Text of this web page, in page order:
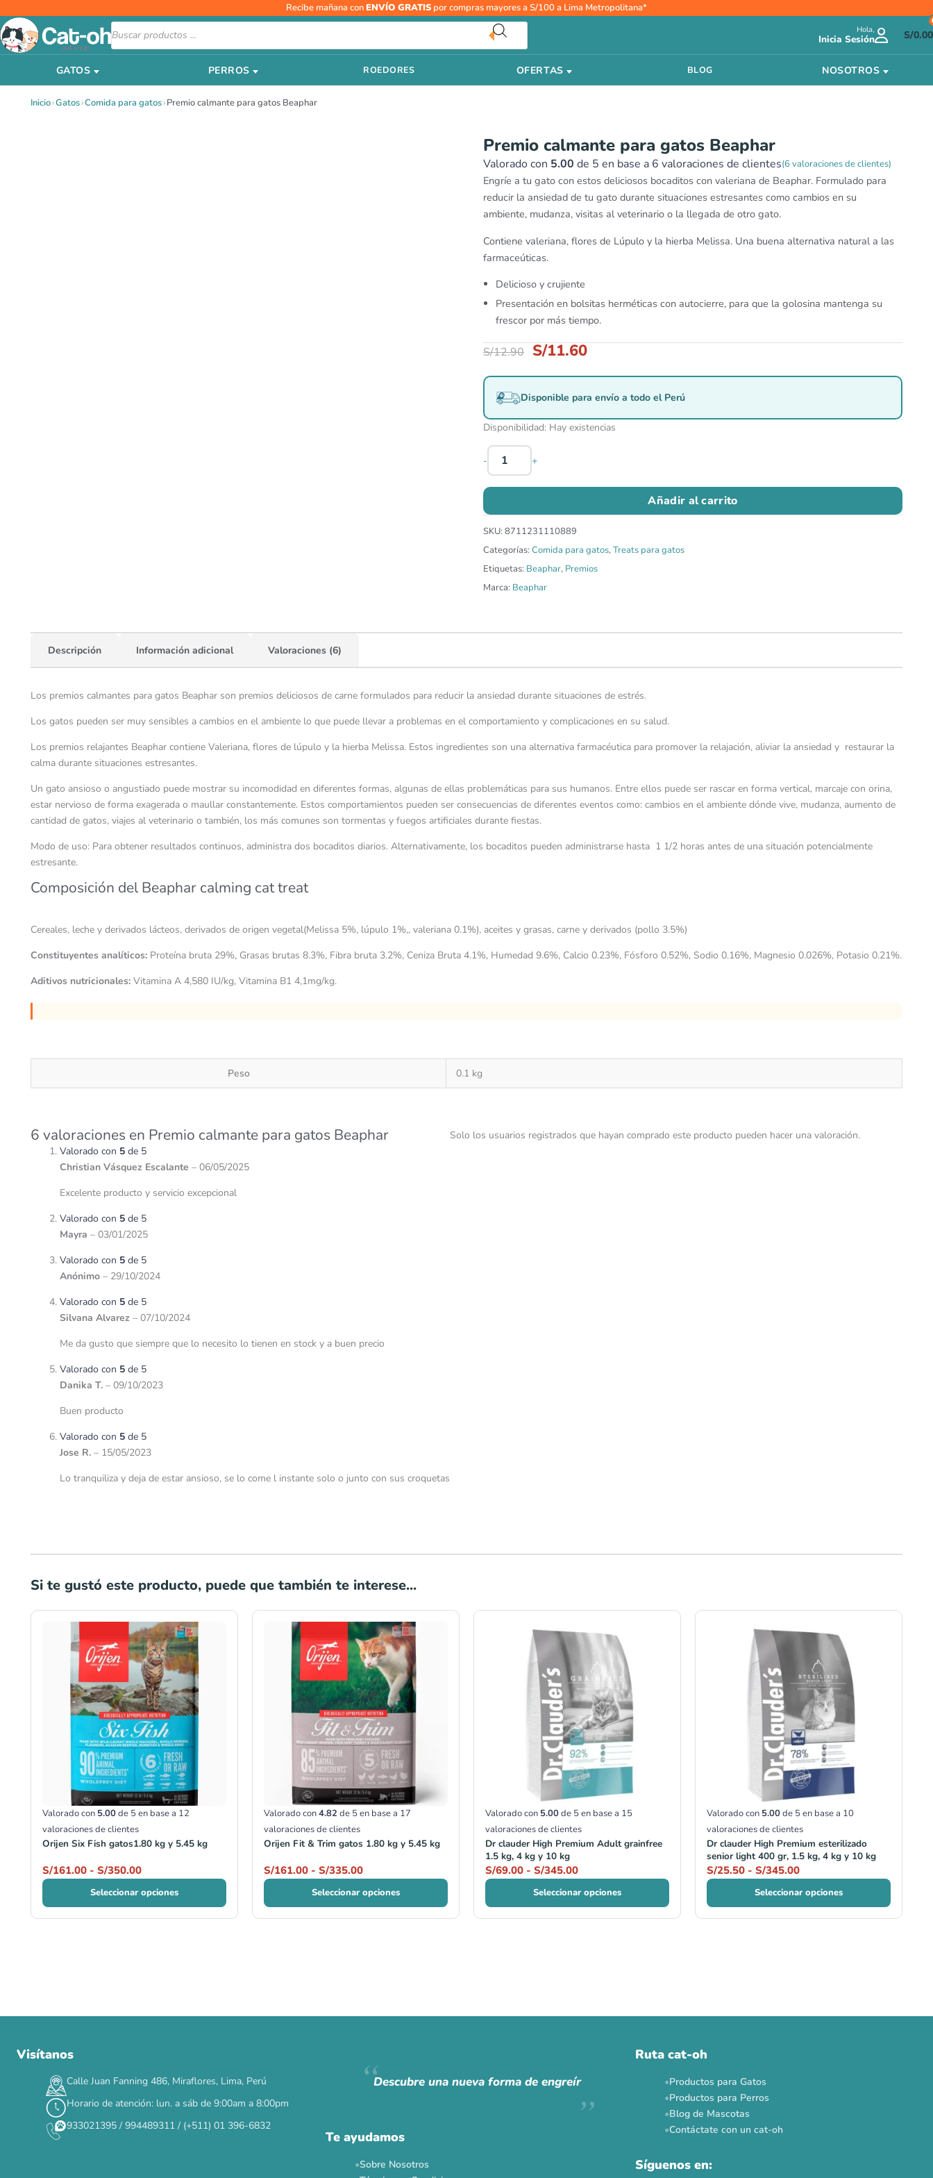
al
contenido
Recibe mañana conENVÍO GRATIS por compras mayores a S/100 a Lima Metropolitana*
Búsqueda
de
productos
Hola,
Inicia Sesión S/0.00
GATOS PERROS ROEDORES OFERTAS BLOG NOSOTROS
Inicio›Gatos›Comida para gatos›Premio calmante para gatos Beaphar
Premio calmante para gatos Beaphar
Valorado con 5.00 de 5 en base a 6 valoraciones de clientes(6 valoraciones de clientes)
Engríe a tu gato con estos deliciosos bocaditos con valeriana de Beaphar. Formulado para
reducir la ansiedad de tu gato durante situaciones estresantes como cambios en su
ambiente, mudanza, visitas al veterinario o la llegada de otro gato.
Contiene valeriana, flores de Lúpulo y la hierba Melissa. Una buena alternativa natural a las
farmaceúticas.
Delicioso y crujiente
Presentación en bolsitas herméticas con autocierre, para que la golosina mantenga su
frescor por más tiempo.
S/12.90
El
precio
era:
S/12.90.
S/11.60
El
precio
es:
Disponible para envío a todo el Perú
Disponibilidad: Hay existencias
-
Premio
calmante
para
gatos
Beaphar
cantidad
+
Añadir al carrito
SKU: 8711231110889
Categorías: Comida para gatos,Treats para gatos
Etiquetas: Beaphar, Premios
Marca: Beaphar
Descripción Información adicional Valoraciones (6)
Los premios calmantes para gatos Beaphar son premios deliciosos de carne formulados para reducir la ansiedad durante situaciones de estrés.
Los gatos pueden ser muy sensibles a cambios en el ambiente lo que puede llevar a problemas en el comportamiento y complicaciones en su salud.
Los premios relajantes Beaphar contiene Valeriana, flores de lúpulo y la hierba Melissa. Estos ingredientes son una alternativa farmacéutica para promover la relajación, aliviar la ansiedad y restaurar la
calma durante situaciones estresantes.
Un gato ansioso o angustiado puede mostrar su incomodidad en diferentes formas, algunas de ellas problemáticas para sus humanos. Entre ellos puede ser rascar en forma vertical, marcaje con orina,
estar nervioso de forma exagerada o maullar constantemente. Estos comportamientos pueden ser consecuencias de diferentes eventos como: cambios en el ambiente dónde vive, mudanza, aumento de
cantidad de gatos, viajes al veterinario o también, los más comunes son tormentas y fuegos artificiales durante fiestas.
Modo de uso: Para obtener resultados continuos, administra dos bocaditos diarios. Alternativamente, los bocaditos pueden administrarse hasta 1 1/2 horas antes de una situación potencialmente
estresante.
Composición del Beaphar calming cat treat
Cereales, leche y derivados lácteos, derivados de origen vegetal(Melissa 5%, lúpulo 1%,, valeriana 0.1%), aceites y grasas, carne y derivados (pollo 3.5%)
Constituyentes analíticos: Proteína bruta 29%, Grasas brutas 8.3%, Fibra bruta 3.2%, Ceniza Bruta 4.1%, Humedad 9.6%, Calcio 0.23%, Fósforo 0.52%, Sodio 0.16%, Magnesio 0.026%, Potasio 0.21%.
Aditivos nutricionales: Vitamina A 4,580 IU/kg, Vitamina B1 4,1mg/kg.
Peso 0.1 kg
6 valoraciones en Premio calmante para gatos Beaphar
Valorado con 5 de 5
Christian Vásquez Escalante – 06/05/2025
Excelente producto y servicio excepcional
Valorado con 5 de 5
Mayra – 03/01/2025
Valorado con 5 de 5
Anónimo – 29/10/2024
Valorado con 5 de 5
Silvana Alvarez – 07/10/2024
Me da gusto que siempre que lo necesito lo tienen en stock y a buen precio
Valorado con 5 de 5
Danika T. – 09/10/2023
Buen producto
Valorado con 5 de 5
Jose R. – 15/05/2023
Lo tranquiliza y deja de estar ansioso, se lo come l instante solo o junto con sus croquetas
Solo los usuarios registrados que hayan comprado este producto pueden hacer una valoración.
Si te gustó este producto, puede que también te interese...
Valorado con 5.00de 5 en base a 12
valoraciones de clientes
Orijen Six Fish gatos1.80 kg y 5.45 kg
S/161.00 - S/350.00
de
precios:
desde
S/161.00
hasta
S/350.00
Seleccionar opciones
Valorado con4.82de 5 en base a 17
valoraciones de clientes
Orijen Fit & Trim gatos 1.80 kg y 5.45 kg
S/161.00 - S/335.00
de
precios:
desde
S/161.00
hasta
S/335.00
Seleccionar opciones
Valorado con 5.00de 5 en base a 15
valoraciones de clientes
Dr clauder High Premium Adult grainfree
1.5 kg, 4 kg y 10 kg
S/69.00 - S/345.00
de
precios:
desde
S/69.00
hasta
S/345.00
Seleccionar opciones
Valorado con 5.00de 5 en base a 10
valoraciones de clientes
Dr clauder High Premium esterilizado
senior light 400 gr, 1.5 kg, 4 kg y 10 kg
S/25.50 - S/345.00
de
precios:
desde
S/25.50
hasta
S/345.00
Seleccionar opciones
✕
CAT WEEK · 4 AL 8 DE AGOSTO
Visítanos
Calle Juan Fanning 486, Miraflores, Lima, Perú
Horario de atención: lun. a sáb de 9:00am a 8:00pm
933021395 / 994489311 / (+511) 01 396-6832
Descubre una nueva forma de engreír
Te ayudamos
Sobre Nosotros
Ruta cat-oh
Productos para Gatos
Productos para Perros
Blog de Mascotas
Contáctate con un cat-oh
Síguenos en: